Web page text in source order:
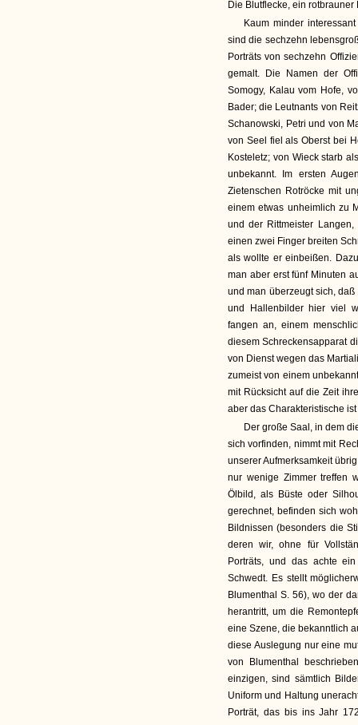
Die Blutflecke, ein
Kaum minder
sind die sechzehn
Porträts von sechzehn
gemalt. Die Namen der
Somogy, Kalau vom Hofe,
Bader; die Leutnants von
Schanowski, Petri und von
von Seel fiel als Oberst bei
Kosteletz; von Wieck starb
unbekannt. Im ersten
Zietenschen Rotröcke mit
einem etwas unheimlich zu
und der Rittmeister
einen zwei Finger breiten
als wollte er einbeißen.
man aber erst fünf Minuten
und man überzeugt sich,
und Hallenbilder hier viel
fangen an, einem
diesem Schreckensapparat
von Dienst wegen das
zumeist von einem
mit Rücksicht auf die Zeit
aber das Charakteristische ist
Der große Saal, in dem
sich vorfinden, nimmt mit
unserer Aufmerksamkeit
nur wenige Zimmer treffen
Ölbild, als Büste oder
gerechnet, befinden sich
Bildnissen (besonders die
deren wir, ohne für
Porträts, und das achte
Schwedt. Es stellt
Blumenthal S. 56), wo der
herantritt, um die
eine Szene, die bekanntlich
diese Auslegung nur eine
von Blumenthal
einzigen, sind sämtlich
Uniform und Haltung
Porträt, das bis ins Jahr